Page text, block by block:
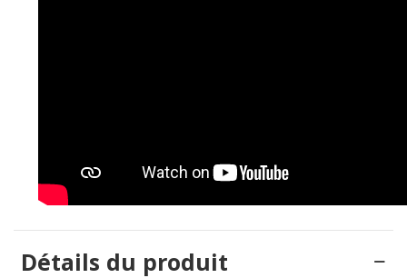
Détails du produit